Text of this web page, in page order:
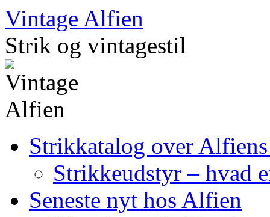
Skip
to
content
Vintage Alfien
Strik og vintagestil
Strikkatalog over
Strikkeudstyr – hvad
Seneste nyt hos Alfien